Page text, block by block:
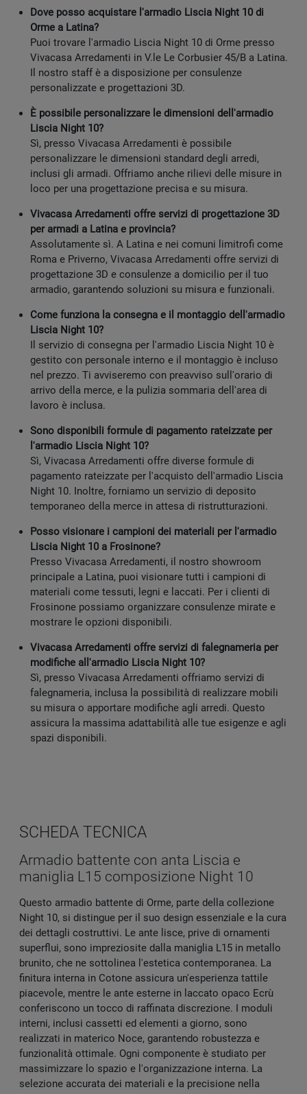
Dove posso acquistare l'armadio Liscia Night 10 di
Orme a Latina?
Puoi trovare l'armadio Liscia Night 10 di Orme presso
Vivacasa Arredamenti in V.le Le Corbusier 45/B a Latina.
Il nostro staff è a disposizione per consulenze
personalizzate e progettazioni 3D.
È possibile personalizzare le dimensioni dell'armadio
Liscia Night 10?
Sì, presso Vivacasa Arredamenti è possibile
personalizzare le dimensioni standard degli arredi,
inclusi gli armadi. Offriamo anche rilievi delle misure in
loco per una progettazione precisa e su misura.
Vivacasa Arredamenti offre servizi di progettazione 3D
per armadi a Latina e provincia?
Assolutamente sì. A Latina e nei comuni limitrofi come
Roma e Priverno, Vivacasa Arredamenti offre servizi di
progettazione 3D e consulenze a domicilio per il tuo
armadio, garantendo soluzioni su misura e funzionali.
Come funziona la consegna e il montaggio dell'armadio
Liscia Night 10?
Il servizio di consegna per l'armadio Liscia Night 10 è
gestito con personale interno e il montaggio è incluso
nel prezzo. Ti avviseremo con preavviso sull'orario di
arrivo della merce, e la pulizia sommaria dell'area di
lavoro è inclusa.
Sono disponibili formule di pagamento rateizzate per
l'armadio Liscia Night 10?
Sì, Vivacasa Arredamenti offre diverse formule di
pagamento rateizzate per l'acquisto dell'armadio Liscia
Night 10. Inoltre, forniamo un servizio di deposito
temporaneo della merce in attesa di ristrutturazioni.
Posso visionare i campioni dei materiali per l'armadio
Liscia Night 10 a Frosinone?
Presso Vivacasa Arredamenti, il nostro showroom
principale a Latina, puoi visionare tutti i campioni di
materiali come tessuti, legni e laccati. Per i clienti di
Frosinone possiamo organizzare consulenze mirate e
mostrare le opzioni disponibili.
Vivacasa Arredamenti offre servizi di falegnameria per
modifiche all'armadio Liscia Night 10?
Sì, presso Vivacasa Arredamenti offriamo servizi di
falegnameria, inclusa la possibilità di realizzare mobili
su misura o apportare modifiche agli arredi. Questo
assicura la massima adattabilità alle tue esigenze e agli
spazi disponibili.
SCHEDA TECNICA
Armadio battente con anta Liscia e
maniglia L15 composizione Night 10
Questo armadio battente di Orme, parte della collezione
Night 10, si distingue per il suo design essenziale e la cura
dei dettagli costruttivi. Le ante lisce, prive di ornamenti
superflui, sono impreziosite dalla maniglia L15 in metallo
brunito, che ne sottolinea l'estetica contemporanea. La
finitura interna in Cotone assicura un'esperienza tattile
piacevole, mentre le ante esterne in laccato opaco Ecrù
conferiscono un tocco di raffinata discrezione. I moduli
interni, inclusi cassetti ed elementi a giorno, sono
realizzati in materico Noce, garantendo robustezza e
funzionalità ottimale. Ogni componente è studiato per
massimizzare lo spazio e l'organizzazione interna. La
selezione accurata dei materiali e la precisione nella